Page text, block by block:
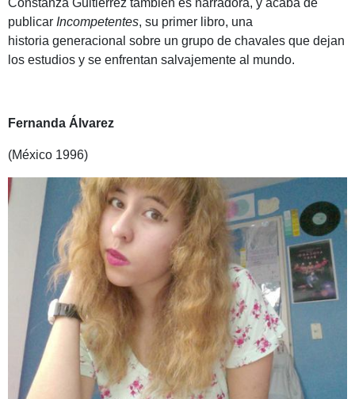
publicar Incompetentes, su primer libro, una
historia generacional sobre un grupo de chavales que dejan
los estudios y se enfrentan salvajemente al mundo.
Fernanda Álvarez
(México 1996)